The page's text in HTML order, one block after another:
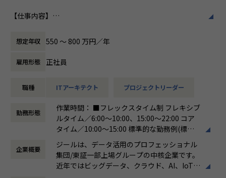
員全員が燃える会社」を目指しています。理
展する企業です。そして、社員全員が燃え続
ます。お客様に対する長期的な貢献を果たす
【仕事内容】
するため、ビックデータの活用支援を行います。データ蓄
積・加工・分析し、経営層の意思決定に活用する BI(Busines
s Intelligence）やAzure、AWS、GCPなどのクラウド、AI、
機械学習などを含むデータプラットフォームの導入から実行
ィスにて事業、そして組織拡大に貢献いただきたいと考えて
●直案件が多く、エンドユーザー様とのやり取りも多く発生
します。クライアントの要望に沿ったデータプラットフォー
ムの企画、設計、実装まで、プロジェクトに一気通貫で関わ
って頂きます。
●主に要件定義からテストまでお任せします。開発だけでな
想定年収 550 〜 800 万円／年
雇用形態 正社員
職種 ITアーキテクト プロジェクトリーダー
勤務形態
作業時間： ■フレックスタイム制 フレキシブ
ルタイム／6:00～10:00、15:00～22:00 コア
タイム／10:00～15:00 標準的な勤務例(標準
労働時間)／9:00～18:00
働き方：フレックス制（コアタイムあり）
時間外労働の有無： 有（月平均19時間）
休憩時間： 60分
企業概要
ジールは、データ活用のプロフェッショナル
集団/東証一部上場グループの中核企業です。
近年ではビッグデータ、クラウド、AI、IoTを